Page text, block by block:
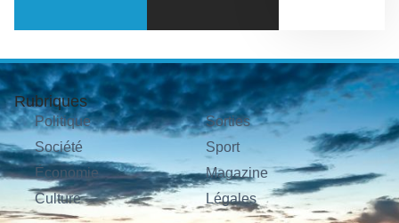
Rubriques
Politique
Société
Économie
Culture
Sorties
Sport
Magazine
Légales